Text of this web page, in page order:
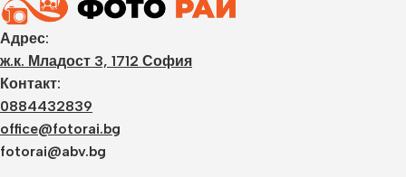
Адрес:
ж.к. Младост 3, 1712 София
Контакт:
0884432839
office@fotorai.bg
fotorai@abv.bg